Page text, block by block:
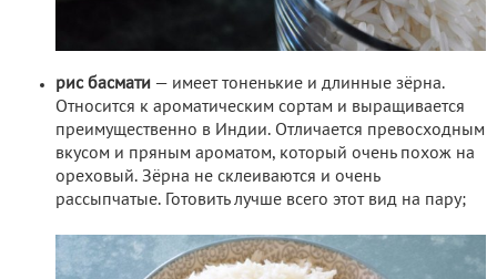
рис басмати — имеет тоненькие и длинные зёрна.
Относится к ароматическим сортам и выращивается
преимущественно в Индии. Отличается превосходным
вкусом и пряным ароматом, который очень похож на
ореховый. Зёрна не склеиваются и очень
рассыпчатые. Готовить лучше всего этот вид на пару;